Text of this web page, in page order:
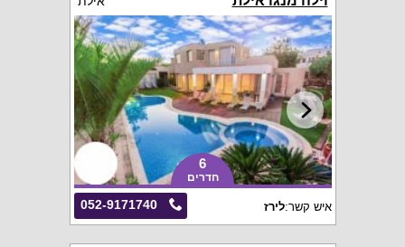
6
חדרים
052-9171740 איש קשר:לירז